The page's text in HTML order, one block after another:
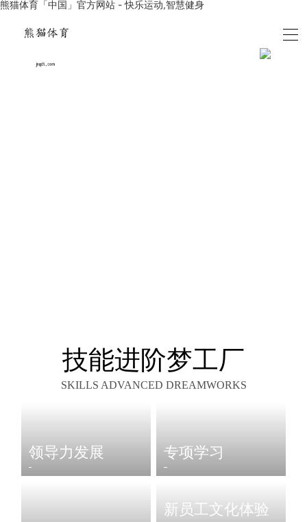
熊猫体育「中国」官方网站 - 快乐运动,智慧健身
技能进阶梦工厂
SKILLS ADVANCED DREAMWORKS
领导力发展 专项学习
新员工文化体验